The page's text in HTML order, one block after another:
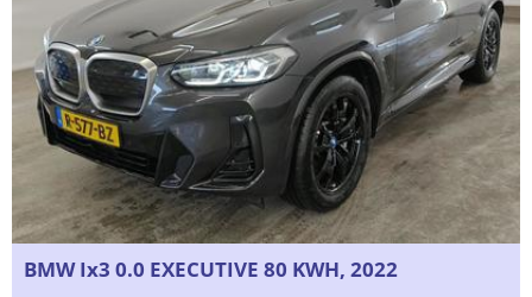
BMW Ix3 0.0 EXECUTIVE 80 KWH, 2022